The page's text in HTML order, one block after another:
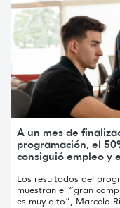
A un mes de
programación, el
consiguió empleo y
Los resultados del
muestran el “gran
es muy alto”, Marcelo